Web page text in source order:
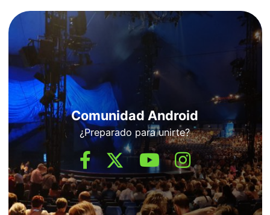
Comunidad Android
¿Preparado para unirte?